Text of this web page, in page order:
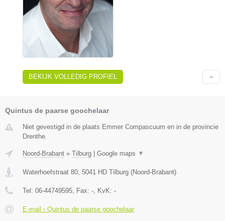
BEKIJK VOLLEDIG PROFIEL
Quintus de paarse goochelaar
Niet gevestigd in de plaats Emmer Compascuum en in de provincie
Drenthe.
Noord-Brabant » Tilburg Google maps ▼
Waterhoefstraat 80, 5041 HD Tilburg (Noord-Brabant)
Tel: 06-44749595, Fax: -, KvK: -
E-mail › Quintus de paarse goochelaar